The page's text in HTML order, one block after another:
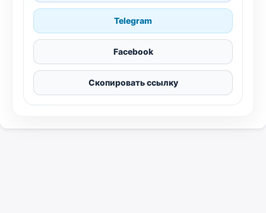
Telegram
Facebook
Скопировать ссылку